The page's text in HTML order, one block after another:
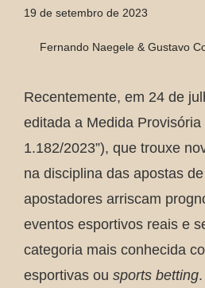
19 de setembro de 2023
Fernando Naegele & Gustavo
Recentemente, em 24 de
editada a Medida Provisória
1.182/2023”), que trouxe
na disciplina das apostas
apostadores arriscam
eventos esportivos reais e
categoria mais conhecida
esportivas ou sports betting.